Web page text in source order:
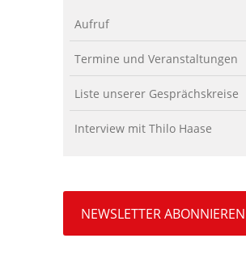
Aufruf
Termine und Veranstaltungen
Liste unserer Gesprächskreise
Interview mit Thilo Haase
NEWSLETTER ABONNIEREN